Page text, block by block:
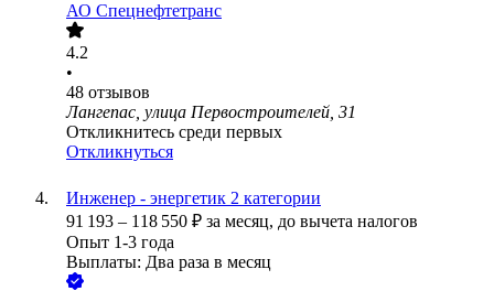
АО Спецнефтетранс
4.2
•
48 отзывов
Лангепас, улица Первостроителей, 31
Откликнитесь среди первых
Откликнуться
Инженер - энергетик 2 категории
91 193 – 118 550 ₽ за месяц, до вычета налогов
Опыт 1-3 года
Выплаты: Два раза в месяц